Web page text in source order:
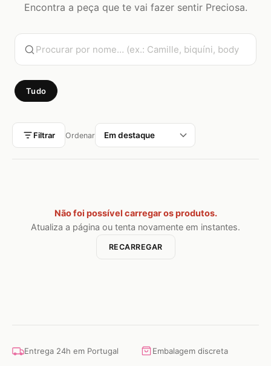
Encontra a peça que te vai fazer sentir Preciosa.
Tudo
Filtrar Ordenar
Não foi possível carregar os produtos.
Atualiza a página ou tenta novamente em instantes.
RECARREGAR
Entrega 24h em Portugal Embalagem discreta